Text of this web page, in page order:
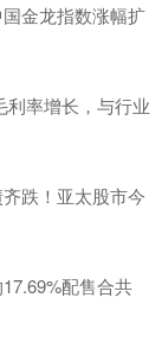
金龙指数涨幅扩
利率增长，与行业
跌！亚太股市今
配售合共